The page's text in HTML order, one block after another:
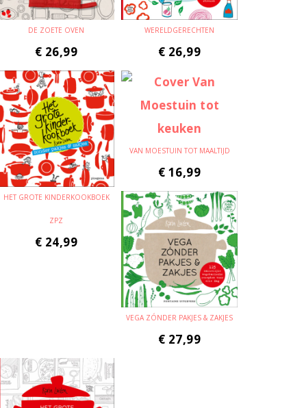
DE ZOETE OVEN
€ 26,99
WERELDGERECHTEN
€ 26,99
HET GROTE KINDERKOOKBOEK
ZPZ
€ 24,99
VAN MOESTUIN TOT MAALTIJD
€ 16,99
VEGA ZÓNDER PAKJES & ZAKJES
€ 27,99